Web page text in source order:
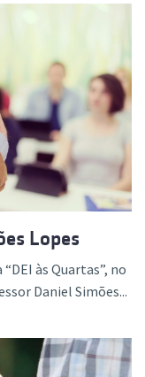
Lopes
às Quartas”, no
Daniel Simões...